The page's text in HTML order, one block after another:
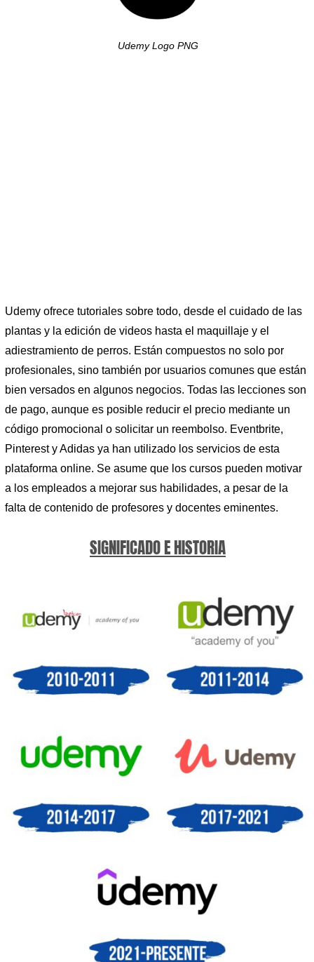
Udemy Logo PNG
Udemy ofrece tutoriales sobre todo, desde el cuidado de las
plantas y la edición de videos hasta el maquillaje y el
adiestramiento de perros. Están compuestos no solo por
profesionales, sino también por usuarios comunes que están
bien versados ​​en algunos negocios. Todas las lecciones son
de pago, aunque es posible reducir el precio mediante un
código promocional o solicitar un reembolso. Eventbrite,
Pinterest y Adidas ya han utilizado los servicios de esta
plataforma online. Se asume que los cursos pueden motivar
a los empleados a mejorar sus habilidades, a pesar de la
falta de contenido de profesores y docentes eminentes.
SIGNIFICADO E HISTORIA